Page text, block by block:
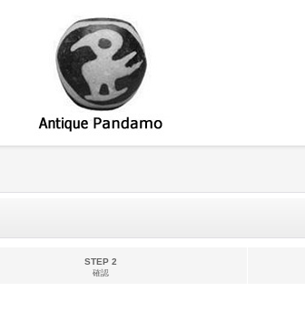
STEP 2
確認